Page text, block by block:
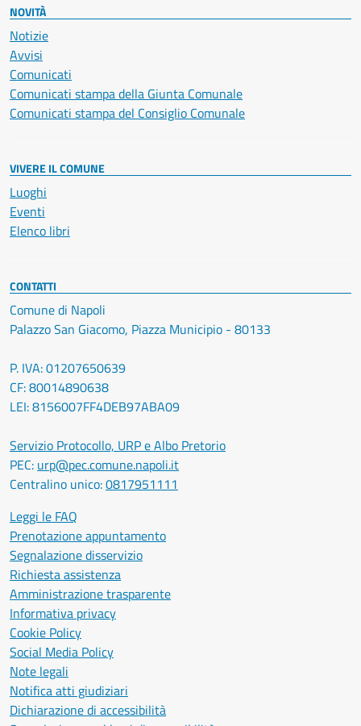
NOVITÀ
Notizie
Avvisi
Comunicati
Comunicati stampa della Giunta Comunale
Comunicati stampa del Consiglio Comunale
VIVERE IL COMUNE
Luoghi
Eventi
Elenco libri
CONTATTI
Comune di Napoli
Palazzo San Giacomo, Piazza Municipio - 80133
P. IVA: 01207650639
CF: 80014890638
LEI: 8156007FF4DEB97ABA09
Servizio Protocollo, URP e Albo Pretorio
PEC: urp@pec.comune.napoli.it
Centralino unico:0817951111
Leggi le FAQ
Prenotazione appuntamento
Segnalazione disservizio
Richiesta assistenza
Amministrazione trasparente
Informativa privacy
Cookie Policy
Social Media Policy
Note legali
Notifica atti giudiziari
Dichiarazione di accessibilità